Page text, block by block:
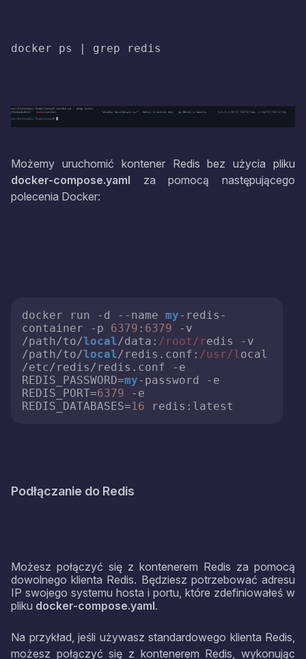
docker ps | grep redis
Możemy uruchomić kontener Redis bez użycia pliku
docker-compose.yaml za pomocą następującego
polecenia Docker:
docker run -d --name my-redis-
container -p 6379 : 6379 -v
/path/to/local/dаta: /root/redis -v
/path/to/local/redis.conf: /usr/local
/etc/redis/redis.conf -e
REDIS_PASSWORD=my-password -e
REDIS_PORT=6379 -e
REDIS_DATABASES=16
Podłączanie do Redis
Możesz połączyć się z kontenerem Redis za pomocą
dowolnego klienta Redis. Będziesz potrzebować adresu
IP swojego systemu hosta i portu, które zdefiniowałeś w
pliku docker-compose.yaml.
Na przykład, jeśli używasz standardowego klienta Redis,
możesz połączyć się z kontenerem Redis, wykonując